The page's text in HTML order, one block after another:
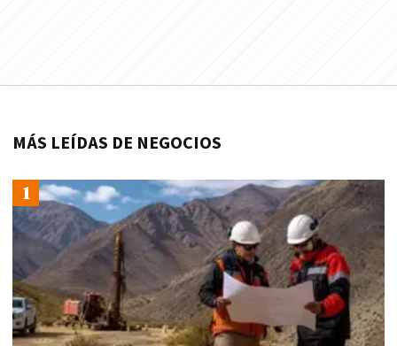
MÁS LEÍDAS DE NEGOCIOS